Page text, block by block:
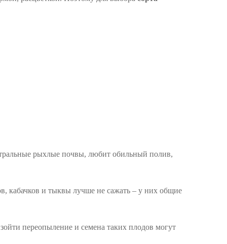
рыхлые почвы, любит обильный полив,
кабачков и тыквы лучше не сажать – у них общие
переопыление и семена таких плодов могут